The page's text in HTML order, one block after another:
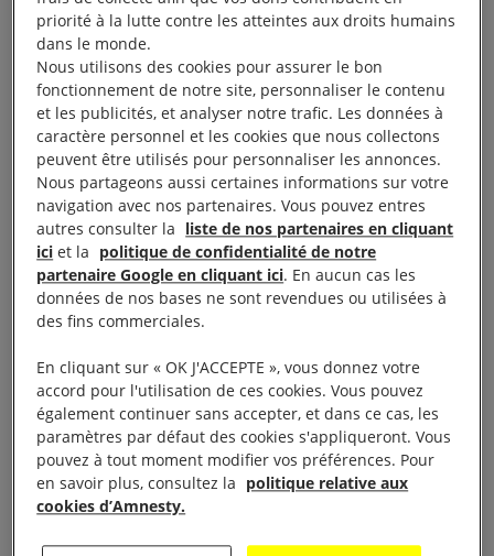
Dans le cadre d’une campagne nationale d’AI
France dont le nom est « I Welcome » un Bus
sillonne le pays. Il sera, Esplanade Charles de Gaulle
le 18 avril, de 10h à 18h, à Breil sur Roya. Cette
campagne a pour but d’amplifier les actions pour
promouvoir la protection et l’accueil des réfugiés.
priorité à la lutte contre les atteintes aux droits humains
dans le monde.
Nous utilisons des cookies pour assurer le bon
fonctionnement de notre site, personnaliser le contenu
et les publicités, et analyser notre trafic. Les données à
caractère personnel et les cookies que nous collectons
peuvent être utilisés pour personnaliser les annonces.
Nous partageons aussi certaines informations sur votre
navigation avec nos partenaires. Vous pouvez entres
autres consulter la liste de nos partenaires en cliquant
ici et la politique de confidentialité de notre
partenaire Google en cliquant ici. En aucun cas les
données de nos bases ne sont revendues ou utilisées à
des fins commerciales.
En cliquant sur « OK J'ACCEPTE », vous donnez votre
accord pour l'utilisation de ces cookies. Vous pouvez
également continuer sans accepter, et dans ce cas, les
paramètres par défaut des cookies s'appliqueront. Vous
pouvez à tout moment modifier vos préférences. Pour
en savoir plus, consultez la politique relative aux
cookies d’Amnesty.